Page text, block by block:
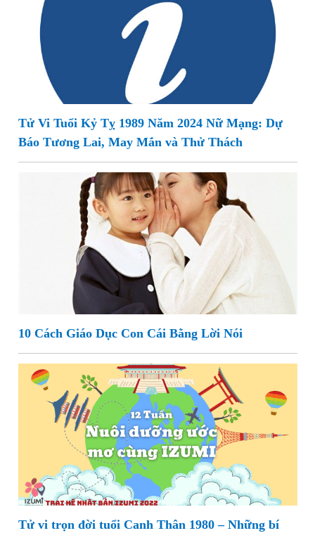
Tử Vi Tuổi Kỷ Tỵ 1989 Năm 2024 Nữ Mạng: Dự
Báo Tương Lai, May Mắn và Thử Thách
10 Cách Giáo Dục Con Cái Bằng Lời Nói
Tử vi trọn đời tuổi Canh Thân 1980 – Những bí